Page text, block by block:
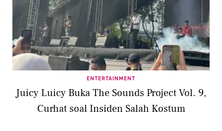
ENTERTAINMENT
Juicy Luicy Buka The Sounds Project Vol. 9,
Curhat soal Insiden Salah Kostum